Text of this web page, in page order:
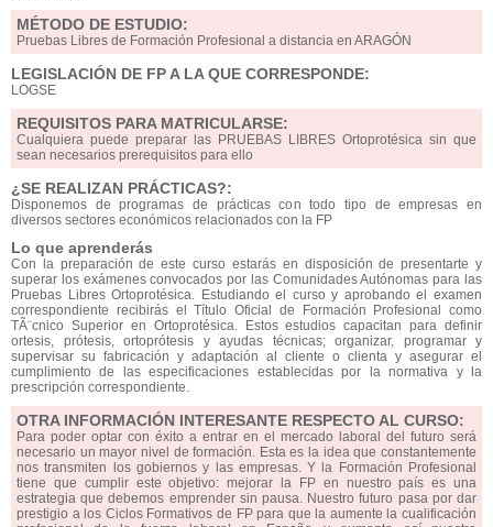
MÉTODO DE ESTUDIO:
Pruebas Libres de Formación Profesional a distancia en ARAGÓN
LEGISLACIÓN DE FP A LA QUE CORRESPONDE:
LOGSE
REQUISITOS PARA MATRICULARSE:
Cualquiera puede preparar las PRUEBAS LIBRES Ortoprotésica sin que
sean necesarios prerequisitos para ello
¿SE REALIZAN PRÁCTICAS?:
Disponemos de programas de prácticas con todo tipo de empresas en
diversos sectores económicos relacionados con la FP
Lo que aprenderás
Con la preparación de este curso estarás en disposición de presentarte y
superar los exámenes convocados por las Comunidades Autónomas para las
Pruebas Libres Ortoprotésica. Estudiando el curso y aprobando el examen
correspondiente recibirás el Título Oficial de Formación Profesional como
TÃ¨cnico Superior en Ortoprotésica. Estos estudios capacitan para definir
ortesis, prótesis, ortoprótesis y ayudas técnicas; organizar, programar y
supervisar su fabricación y adaptación al cliente o clienta y asegurar el
cumplimiento de las especificaciones establecidas por la normativa y la
prescripción correspondiente.
OTRA INFORMACIÓN INTERESANTE RESPECTO AL CURSO:
Para poder optar con éxito a entrar en el mercado laboral del futuro será
necesario un mayor nivel de formación. Esta es la idea que constantemente
nos transmiten los gobiernos y las empresas. Y la Formación Profesional
tiene que cumplir este objetivo: mejorar la FP en nuestro país es una
estrategia que debemos emprender sin pausa. Nuestro futuro pasa por dar
prestigio a los Ciclos Formativos de FP para que la aumente la cualificación